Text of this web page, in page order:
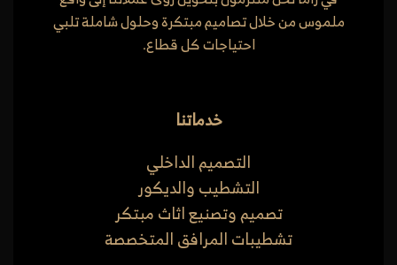
ملموس من خلال تصاميم مبتكرة وحلول شاملة تلبي
احتياجات كل قطاع.
خدماتنا
التصميم الداخلي
التشطيب والديكور
تصميم وتصنيع اثاث مبتكر
تشطيبات المرافق المتخصصة